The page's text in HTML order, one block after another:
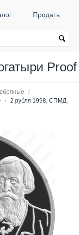
Продать
Proof
/
/ 2 рубля 1998, СПМД,